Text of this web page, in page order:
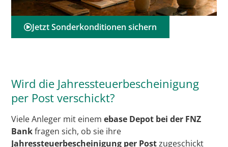
Jetzt Sonderkonditionen sichern
Wird die Jahressteuerbescheinigung
per Post verschickt?
Viele Anleger mit einemebase Depot bei der FNZ
Bankfragen sich, ob sie ihre
Jahressteuerbescheinigung per Postzugeschickt